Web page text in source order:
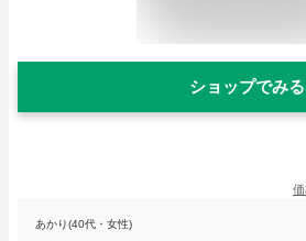
ショップでみる
あかり(40代・女性)